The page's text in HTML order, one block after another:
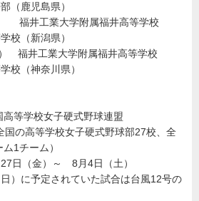
（鹿児島県）
福井工業大学附属福井高等学校
（新潟県）
福井工業大学附属福井高等学校
（神奈川県）
等学校女子硬式野球連盟
の高等学校女子硬式野球部27校、全
1チーム）
日（金）～ 8月4日（土）
定されていた試合は台風12号の